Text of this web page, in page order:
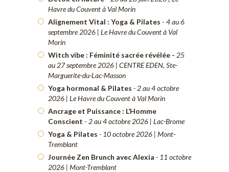
Havre du Couvent à Val Morin
Alignement Vital : Yoga & Pilates - 4 au 6
septembre 2026 | Le Havre du Couvent à Val
Morin
Witch vibe : Féminité sacrée révélée - 25
au 27 septembre 2026 | CENTRE EDEN, Ste-
Marguerite-du-Lac-Masson
Yoga hormonal & Pilates - 2 au 4 octobre
2026 | Le Havre du Couvent à Val Morin
Ancrage et Puissance : L’Homme
Conscient - 2 au 4 octobre 2026 | Lac-Brome
Yoga & Pilates - 10 octobre 2026 | Mont-
Tremblant
Journée Zen Brunch avec Alexia - 11 octobre
2026 | Mont-Tremblant